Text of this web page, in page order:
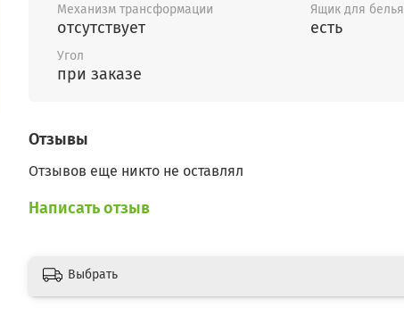
Механизм трансформации
отсутствует
Ящик для белья
есть
Угол
при заказе
Отзывы
Отзывов еще никто не оставлял
Написать отзыв
Выбрать